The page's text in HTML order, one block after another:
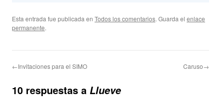
Esta entrada fue publicada en Todos los comentarios. Guarda el enlace
permanente.
←Invitaciones para el SIMO Caruso→
10 respuestas a Llueve